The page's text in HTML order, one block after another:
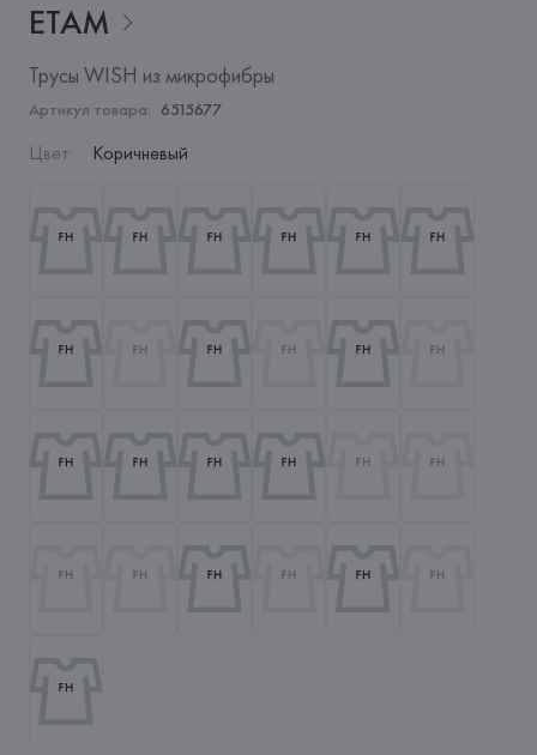
ETAM
Трусы WISH из микрофибры
Артикул товара: 6515677
Цвет: Коричневый